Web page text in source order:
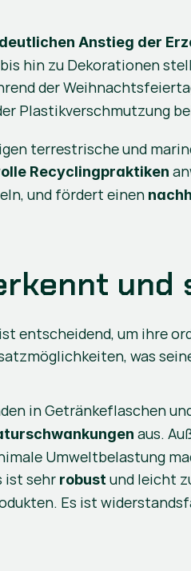
deutlichen Anstieg der
hin zu Dekorationen
der
Plastikverschmutzung
terrestrische und
Recyclingpraktiken
und fördert einen
entscheidend, um ihre
was
in Getränkeflaschen
aus.
Umweltbelastung
ist sehr robust und leicht
Es ist